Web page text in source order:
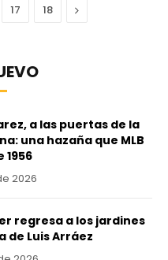
17 18 Next
a las puertas de la
una hazaña que MLB
1956
2026
regresa a los jardines
de Luis Arráez